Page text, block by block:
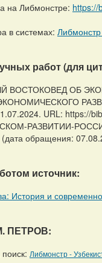
на Либмонстре: https://
в системах:
работ (для
ВОСТОКОВЕД ОБ
URL:
РАЗВИТИИ-
обращения:
источник:
История и
ПЕТРОВ:
Либмонстр -